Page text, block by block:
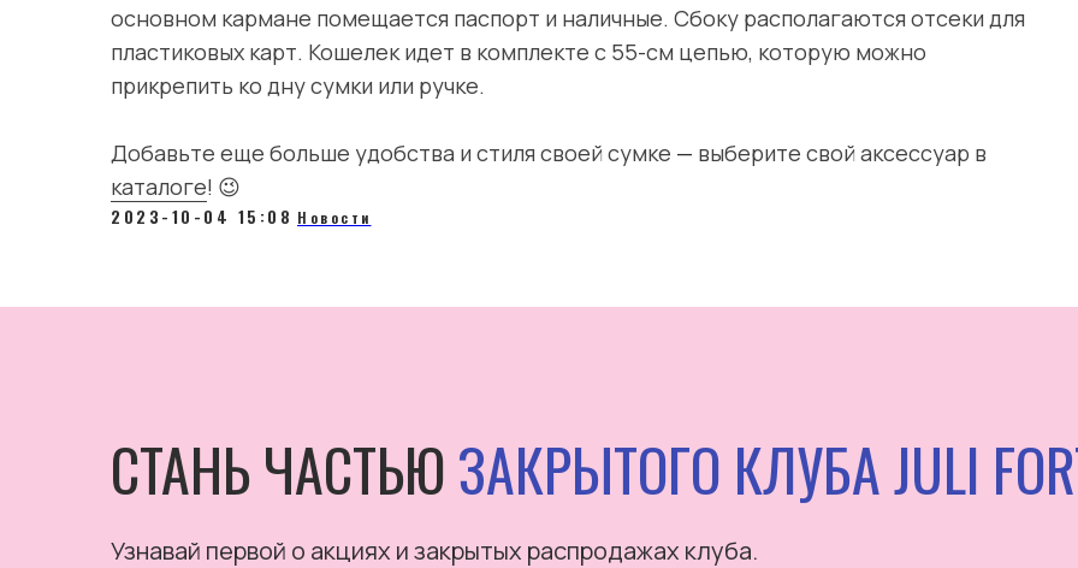
основном кармане помещается паспорт и наличные. Сбоку располагаются отсеки для
пластиковых карт. Кошелек идет в комплекте с 55-см цепью, которую можно
прикрепить ко дну сумки или ручке.
Добавьте еще больше удобства и стиля своей сумке — выберите свой аксессуар в
каталоге! 😉
2023-10-04 15:08 Новости
СТАНЬ ЧАСТЬЮЗАКРЫТОГО КЛУБА JULI
Узнавай первой о акциях и закрытых распродажах клуба.